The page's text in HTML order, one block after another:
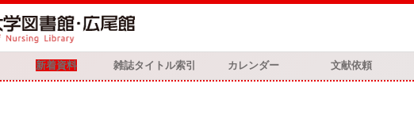
新着資料 雑誌タイトル索引 カレンダー 文献依頼